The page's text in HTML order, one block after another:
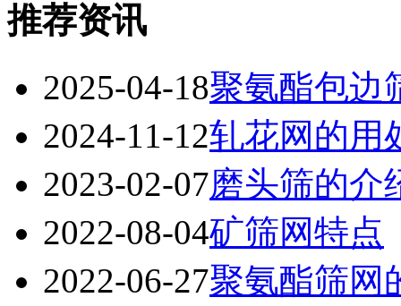
推荐资讯
2025-04-18聚氨酯包边
2024-11-12轧花网的用
2023-02-07磨头筛的介
2022-08-04矿筛网特点
2022-06-27聚氨酯筛网